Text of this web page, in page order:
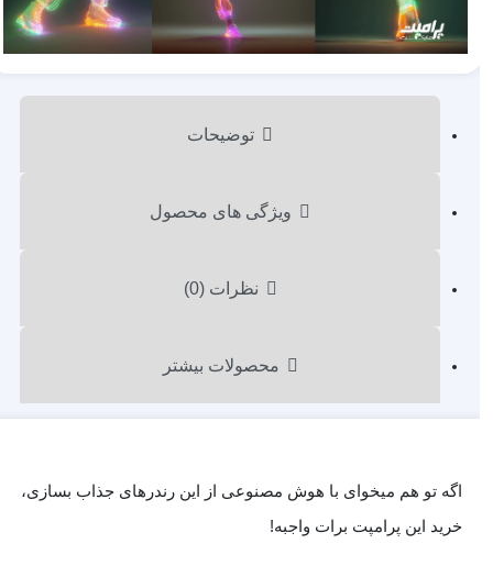
توضیحات
ویژگی های محصول
نظرات (0)
محصولات بیشتر
اگه تو هم میخوای با هوش مصنوعی از این رندرهای جذاب بسازی،
خرید این پرامپت برات واجبه!